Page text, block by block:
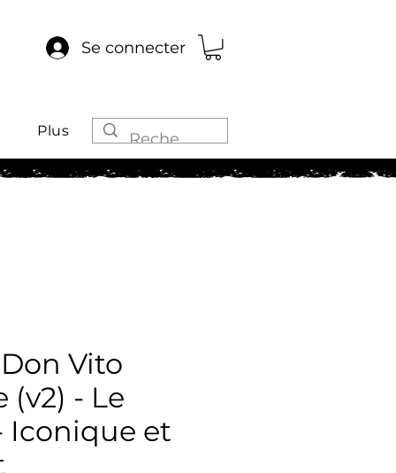
Se connecter
Plus
Vito
(v2) - Le
Iconique et